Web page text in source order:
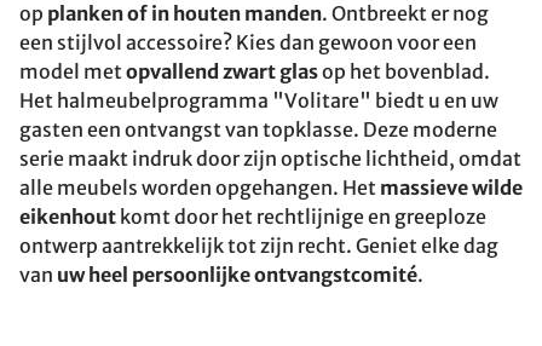
op planken of in houten manden. Ontbreekt er nog
een stijlvol accessoire? Kies dan gewoon voor een
model metopvallend zwart glasop het bovenblad.
Het halmeubelprogramma "Volitare" biedt u en uw
gasten een ontvangst van topklasse. Deze moderne
serie maakt indruk door zijn optische lichtheid, omdat
alle meubels worden opgehangen. Het massieve wilde
eikenhout komt door het rechtlijnige en greeploze
ontwerp aantrekkelijk tot zijn recht. Geniet elke dag
van uw heel persoonlijke ontvangstcomité.